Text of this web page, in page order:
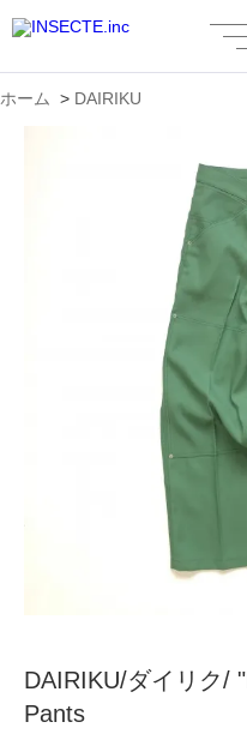
ホーム > DAIRIKU
DAIRIKU/ダイリク/
Pants